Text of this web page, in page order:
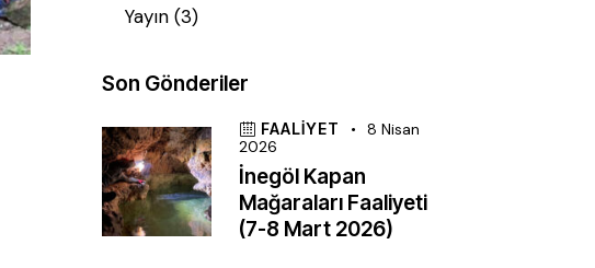
Yayın (3)
Son Gönderiler
FAALIYET
8 Nisan
2026
İnegöl Kapan
Mağaraları Faaliyeti
(7-8 Mart 2026)